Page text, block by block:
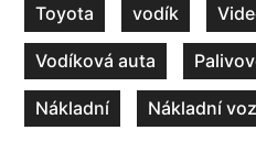
Toyota vodík
Vodíková auta
Nákladní Nákladní